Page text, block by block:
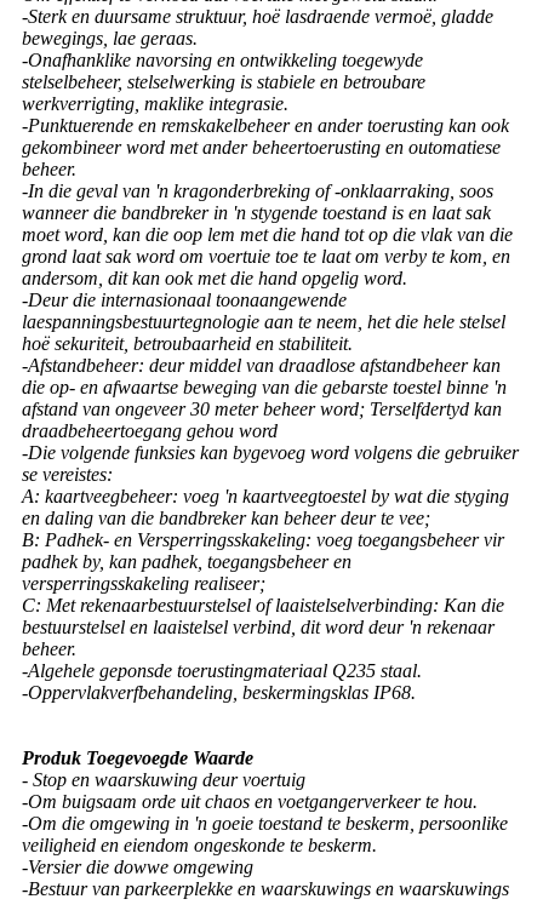
-Sterk en duursame struktuur, hoë lasdraende vermoë, gladde
bewegings, lae geraas.
-Onafhanklike navorsing en ontwikkeling toegewyde
stelselbeheer, stelselwerking is stabiele en betroubare
werkverrigting, maklike integrasie.
-Punktuerende en remskakelbeheer en ander toerusting kan ook
gekombineer word met ander beheertoerusting en outomatiese
beheer.
-In die geval van 'n kragonderbreking of -onklaarraking, soos
wanneer die bandbreker in 'n stygende toestand is en laat sak
moet word, kan die oop lem met die hand tot op die vlak van die
grond laat sak word om voertuie toe te laat om verby te kom, en
andersom, dit kan ook met die hand opgelig word.
-Deur die internasionaal toonaangewende
laespanningsbestuurtegnologie aan te neem, het die hele stelsel
hoë sekuriteit, betroubaarheid en stabiliteit.
-Afstandbeheer: deur middel van draadlose afstandbeheer kan
die op- en afwaartse beweging van die gebarste toestel binne 'n
afstand van ongeveer 30 meter beheer word; Terselfdertyd kan
draadbeheertoegang gehou word
-Die volgende funksies kan bygevoeg word volgens die gebruiker
se vereistes:
A: kaartveegbeheer: voeg 'n kaartveegtoestel by wat die styging
en daling van die bandbreker kan beheer deur te vee;
B: Padhek- en Versperringsskakeling: voeg toegangsbeheer vir
padhek by, kan padhek, toegangsbeheer en
versperringsskakeling realiseer;
C: Met rekenaarbestuurstelsel of laaistelselverbinding: Kan die
bestuurstelsel en laaistelsel verbind, dit word deur 'n rekenaar
beheer.
-Algehele geponsde toerustingmateriaal Q235 staal.
-Oppervlakverfbehandeling, beskermingsklas IP68.
Produk Toegevoegde Waarde
- Stop en waarskuwing deur voertuig
-Om buigsaam orde uit chaos en voetgangerverkeer te hou.
-Om die omgewing in 'n goeie toestand te beskerm, persoonlike
veiligheid en eiendom ongeskonde te beskerm.
-Versier die dowwe omgewing
-Bestuur van parkeerplekke en waarskuwings en waarskuwings